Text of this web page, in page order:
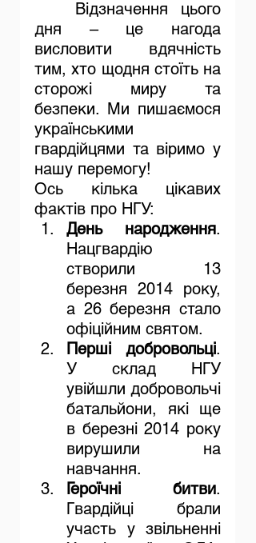
дня – це нагода
висловити вдячність
тим, хто щодня стоїть на
сторожі миру та
безпеки. Ми пишаємося
українськими
гвардійцями та віримо у
нашу перемогу!
Ось кілька цікавих
фактів про НГУ:
День народження.
Нацгвардію
створили 13
березня 2014 року,
а 26 березня стало
офіційним святом.
Перші добровольці.
У склад НГУ
увійшли добровольчі
батальйони, які ще
в березні 2014 року
вирушили на
навчання.
Героїчні битви.
Гвардійці брали
участь у звільненні